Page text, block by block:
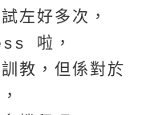
左好多次，
啦，
教，但係對於